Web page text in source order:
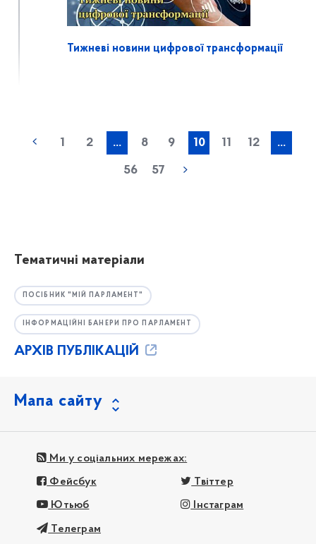
Тижневі новини цифрової трансформації
1 2 ... 8 9 10 11 12 ...
56 57
Тематичні матеріали
ПОСІБНИК "МІЙ ПАРЛАМЕНТ"
ІНФОРМАЦІЙНІ БАНЕРИ ПРО ПАРЛАМЕНТ
АРХІВ ПУБЛІКАЦІЙ
Мапа сайту
Ми у соціальних мережах:
Фейсбук Твіттер
Ютьюб Інстаграм
Телеграм